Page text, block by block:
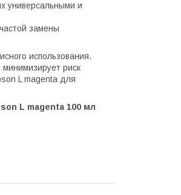
универсальными и
замены
использования.
риск
L magenta для
L magenta 100 мл